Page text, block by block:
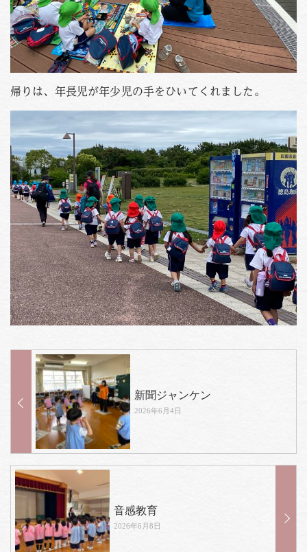
帰りは、年長児が年少児の手をひいてくれました。
新聞ジャンケン
2026年6月4日
音感教育
2026年6月8日